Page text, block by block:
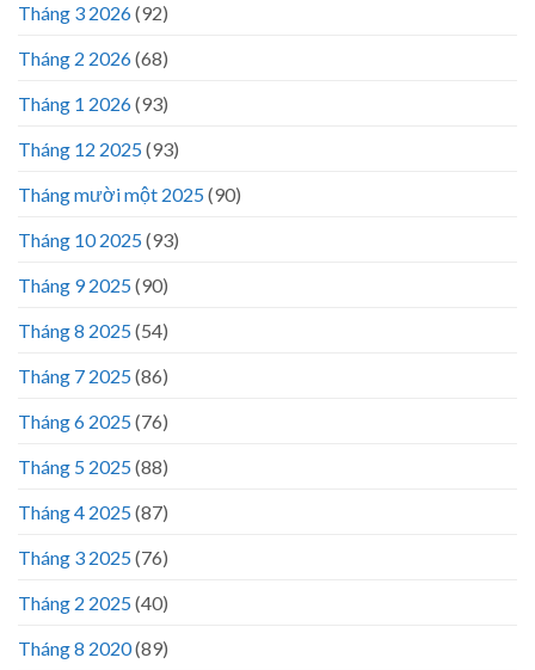
Tháng 3 2026(92)
Tháng 2 2026(68)
Tháng 1 2026(93)
Tháng 12 2025(93)
Tháng mười một 2025(90)
Tháng 10 2025(93)
Tháng 9 2025(90)
Tháng 8 2025(54)
Tháng 7 2025(86)
Tháng 6 2025(76)
Tháng 5 2025(88)
Tháng 4 2025(87)
Tháng 3 2025(76)
Tháng 2 2025(40)
Tháng 8 2020(89)